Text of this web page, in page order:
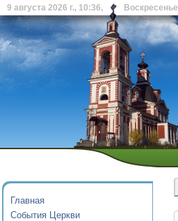
9 августа 2026 г., 10:36, Воскресенье
Главная
События Церкви